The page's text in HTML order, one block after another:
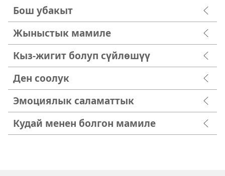
Бош убакыт
Жыныстык мамиле
Кыз-жигит болуп сүйлөшүү
Ден соолук
Эмоциялык саламаттык
Кудай менен болгон мамиле